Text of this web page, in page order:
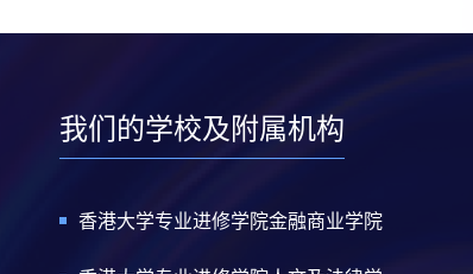
我们的学校及附属机构
香港大学专业进修学院金融商业学院